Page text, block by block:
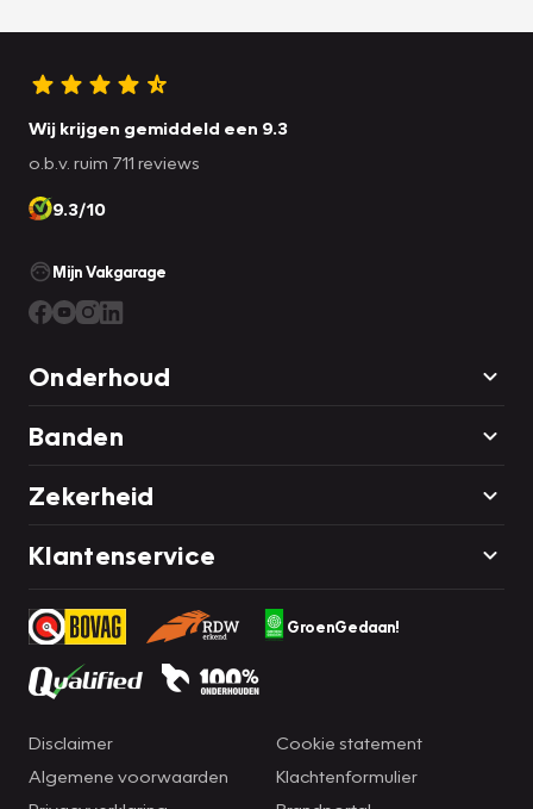
Wij krijgen gemiddeld een 9.3
o.b.v. ruim 711 reviews
9.3/10
Mijn Vakgarage
Onderhoud
Banden
Zekerheid
Klantenservice
GroenGedaan!
Disclaimer
Algemene voorwaarden
Cookie statement
Klachtenformulier